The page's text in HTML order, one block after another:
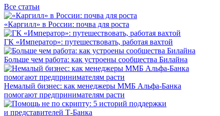
Все статьи
«Каргилл» в России: почва для роста
ГК «Император»: путешествовать, работая вахтой
Больше чем работа: как устроены сообщества Билайна
Немалый бизнес: как менеджеры ММБ Альфа-Банка
помогают предпринимателям расти